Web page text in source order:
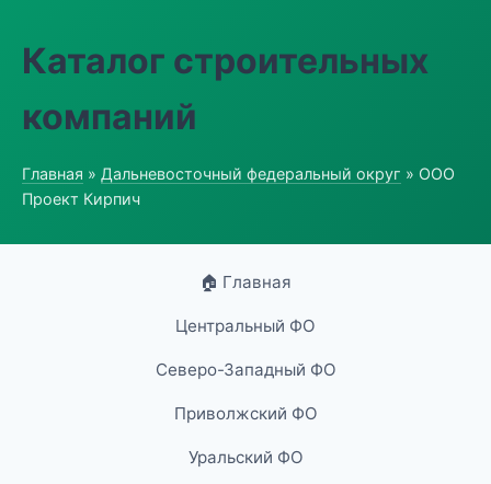
Каталог строительных
компаний
Главная » Дальневосточный федеральный округ » ООО
Проект Кирпич
🏠 Главная
Центральный ФО
Северо-Западный ФО
Приволжский ФО
Уральский ФО